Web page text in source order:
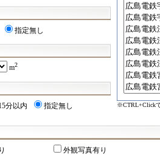
指定無し
m2
分以内 指定無し ※CTRL+Click
外観写真有り